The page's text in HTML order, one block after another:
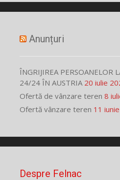
Anunțuri
ÎNGRIJIREA PERSOANELOR
24/24 ÎN AUSTRIA 20 iulie
Ofertă de vânzare teren 8
Ofertă vânzare teren 11
Despre Felnac